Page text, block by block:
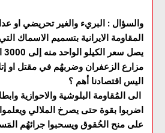
والسؤال : البريء والغير تحريضي او
المقاومة الايرانية بتسميم الاسماك
مزارع الزعفران وضربهُم في مقتل او
اليس اقتصادنا أهم ؟
الى المُقاومة البلوشية والاحوازية
اضربوا بقوة حتى يصرخ الملالي
على منح الحُقوق ويسحبوا جرائهُم